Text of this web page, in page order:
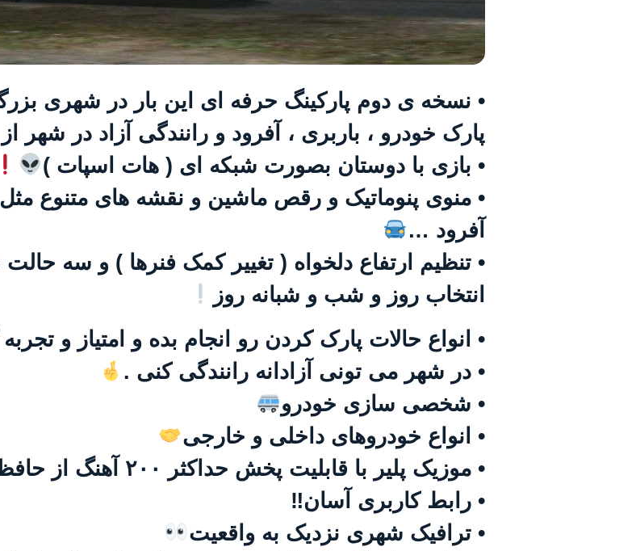
• نسخه ی دوم پارکینگ حرفه ای این بار در شهری
پارک خودرو ، باربری ، آفرود و رانندگی آزاد در شهر
• بازی با دوستان بصورت شبکه ای ( هات اسپات )
• منوی پنوماتیک و رقص ماشین و نقشه های متنوع
آفرود …
• تنظیم ارتفاع دلخواه ( تغییر کمک فنرها ) و سه
انتخاب روز و شب و شبانه روز
• انواع حالات پارک کردن رو انجام بده و امتیاز و
• در شهر می تونی آزادانه رانندگی کنی .
• شخصی سازی خودرو
• انواع خودروهای داخلی و خارجی
• موزیک پلیر با قابلیت پخش حداکثر ۲۰۰ آهنگ از حافظه ی گوشی
• رابط کاربری آسان‼
• ترافیک شهری نزدیک به واقعیت